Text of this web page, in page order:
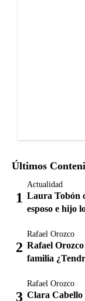
Últimos
Actualidad
Laura Tobón
esposo e hijo
Rafael Orozco
Rafael
familia
Rafael Orozco
Clara Cabello